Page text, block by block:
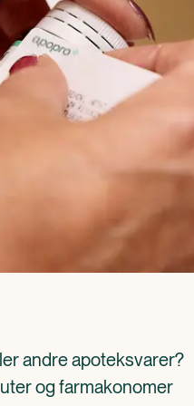
andre apoteksvarer?
og farmakonomer